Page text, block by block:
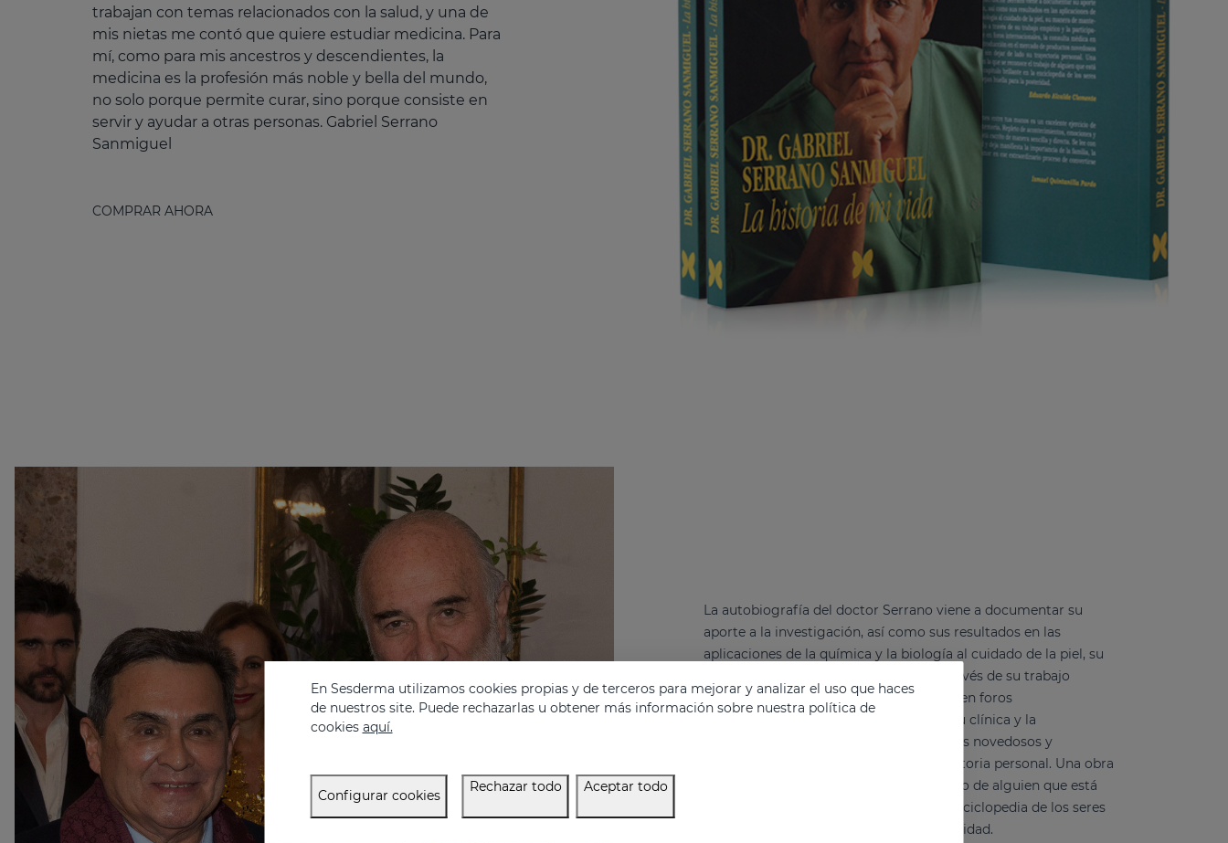
trabajan con temas relacionados con la salud, y una de
mis nietas me contó que quiere estudiar medicina. Para
mí, como para mis ancestros y descendientes, la
medicina es la profesión más noble y bella del mundo,
no solo porque permite curar, sino porque consiste en
servir y ayudar a otras personas. Gabriel Serrano
Sanmiguel
COMPRAR AHORA
La autobiografía del doctor Serrano viene a documentar su
aporte a la investigación, así como sus resultados en las
aplicaciones de la química y la biología al cuidado de la piel, su
manera de mantenerse actualizado a través de su trabajo
empírico y la participación permanente en foros
internacionales, la consulta médica en su clínica y la
introducción en el mercado de productos novedosos y
contrastados, sin dejar de lado su trayectoria personal. Una obra
merecida en la que se reconoce el trabajo de alguien que está
escribiendo un capítulo brillante en la enciclopedia de los seres
humanos que dejan huella para la posteridad.
En Sesderma utilizamos cookies propias y de terceros para mejorar y analizar el uso que haces
de nuestros site. Puede rechazarlas u obtener más información sobre nuestra política de
cookies aquí.
Configurar cookies
Rechazar todo Aceptar todo